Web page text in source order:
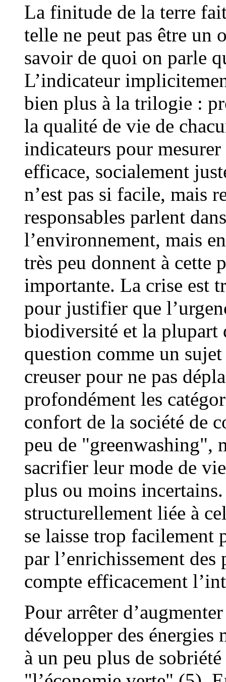
La finitude de la terre
telle ne peut pas être
savoir de quoi on parle
L’indicateur
bien plus à la trilogie :
la qualité de vie de
indicateurs pour
efficace, socialement
n’est pas si facile, mais
responsables parlent
l’environnement, mais
très peu donnent à cette
importante. La crise est
pour justifier que
biodiversité et la plupart
question comme un
creuser pour ne pas
profondément les
confort de la société de
peu de "greenwashing",
sacrifier leur mode de
plus ou moins
structurellement liée à
se laisse trop facilement
par l’enrichissement
compte efficacement
Pour arrêter
développer des
à un peu plus de